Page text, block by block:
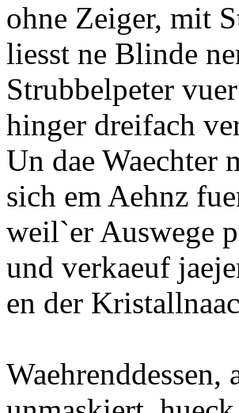
ohne Zeiger, mit
liesst ne Blinde
Strubbelpeter vuer
hinger dreifach
Un dae Waechter
sich em Aehnz
weil`er Auswege
und verkaeuf
en der